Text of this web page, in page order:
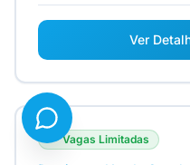
Ver
Vagas Limitadas